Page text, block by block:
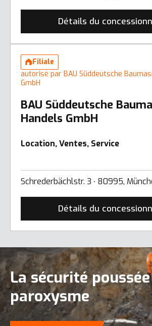
Détails du
Filiale
autorisé par BAU Süddeutsche
GmbH
BAU Süddeutsche
Handels GmbH
Location, Ventes, Service
Schrederbächlstr. 3 ∙ 80995,
Détails du
La sécurité
paroxysme